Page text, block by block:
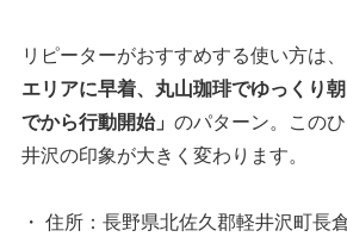
リピーターがおすすめする使い方は、
エリアに早着、丸山珈琲でゆっくり
でから行動開始」 のパターン。この
井沢の印象が大きく変わります。
・ 住所：長野県北佐久郡軽井沢町長